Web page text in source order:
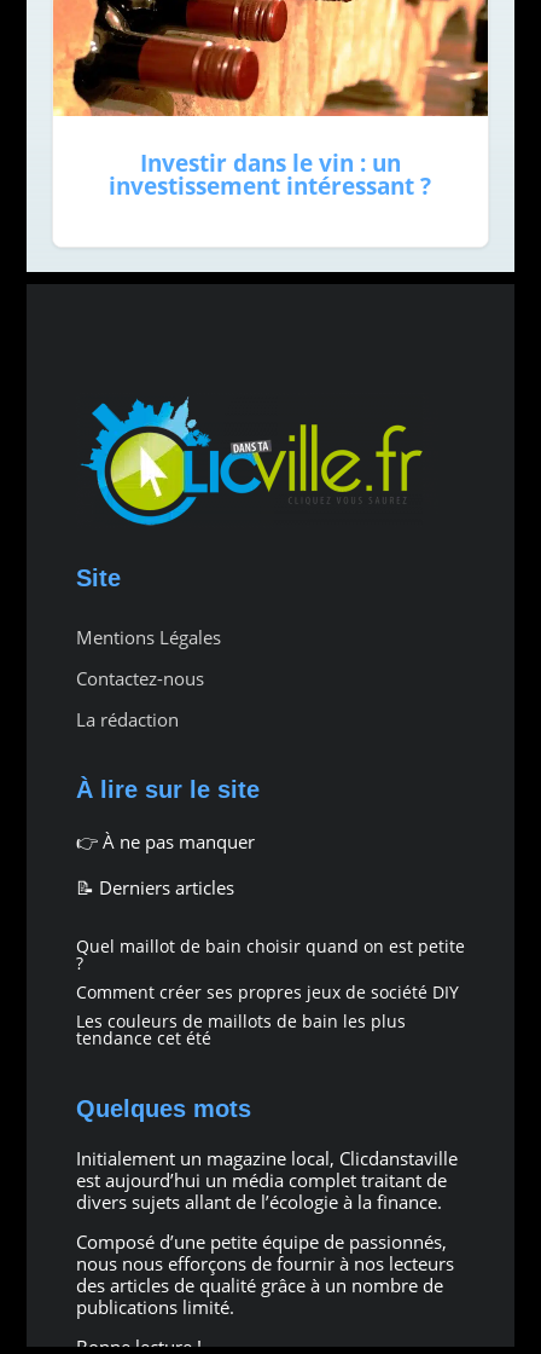
Investir dans le vin : un
investissement intéressant ?
Site
Mentions Légales
Contactez-nous
La rédaction
À lire sur le site
👉 À ne pas manquer
📝 Derniers articles
Quel maillot de bain choisir quand on est petite
?
Comment créer ses propres jeux de société DIY
Les couleurs de maillots de bain les plus
tendance cet été
Quelques mots
Initialement un magazine local, Clicdanstaville
est aujourd’hui un média complet traitant de
divers sujets allant de l’écologie à la finance.
Composé d’une petite équipe de passionnés,
nous nous efforçons de fournir à nos lecteurs
des articles de qualité grâce à un nombre de
publications limité.
Bonne lecture !